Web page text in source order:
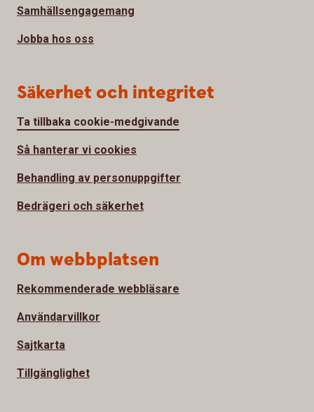
Samhällsengagemang
Jobba hos oss
Säkerhet och integritet
Ta tillbaka cookie-medgivande
Så hanterar vi cookies
Behandling av personuppgifter
Bedrägeri och säkerhet
Om webbplatsen
Rekommenderade webbläsare
Användarvillkor
Sajtkarta
Tillgänglighet